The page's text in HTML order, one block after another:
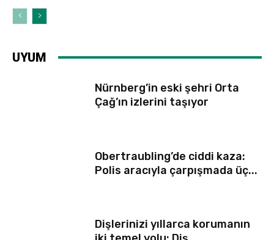
UYUM
Nürnberg’in eski şehri Orta
Çağ’ın izlerini taşıyor
Obertraubling’de ciddi kaza:
Polis aracıyla çarpışmada üç...
Dişlerinizi yıllarca korumanın